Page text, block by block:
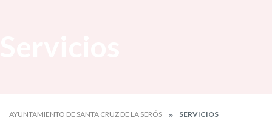
AYUNTAMIENTO DE SANTA CRUZ DE LA SERÓS SERVICIOS